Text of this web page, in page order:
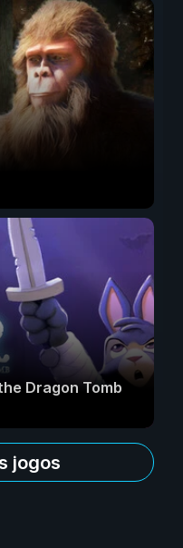
Dragon Tomb
jogos